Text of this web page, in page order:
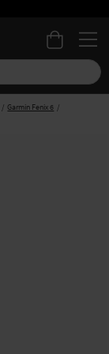
Garmin Fenix 6